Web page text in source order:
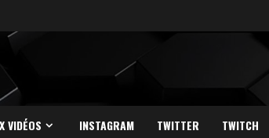
VIDÉOS INSTAGRAM TWITTER TWITCH